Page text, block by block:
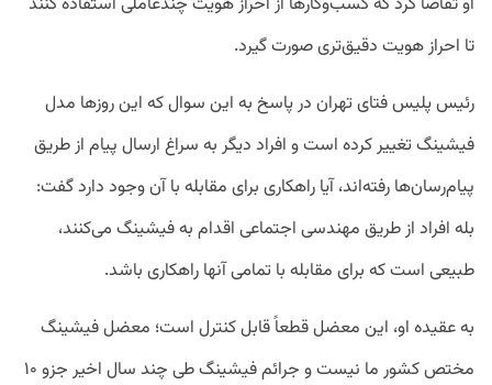
تا احراز هویت دقیق‌تری صورت گیرد.
رئیس پلیس فتای تهران در پاسخ به این سوال که این روزها مدل
فیشینگ تغییر کرده است و افراد دیگر به سراغ ارسال پیام از طریق
پیام‌رسان‌ها رفته‌اند، آیا راهکاری برای مقابله با آن وجود دارد گفت:
بله افراد از طریق مهندسی اجتماعی اقدام به فیشینگ می‌کنند،
طبیعی است که برای مقابله با تمامی آنها راهکاری باشد.
به عقیده او، این معضل قطعاً قابل کنترل است؛ معضل فیشینگ
مختص کشور ما نیست و جرائم فیشینگ طی چند سال اخیر جزو ۱۰